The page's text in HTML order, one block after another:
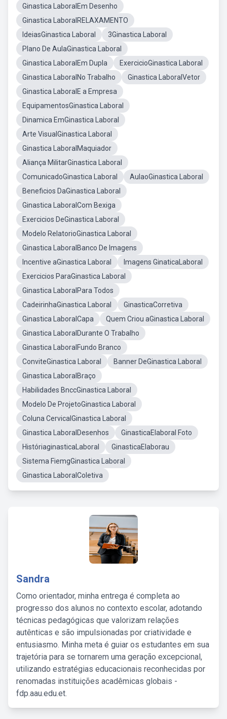
Ginastica LaboralEm Desenho
Ginastica LaboralRELAXAMENTO
IdeiasGinastica Laboral
3Ginastica Laboral
Plano De AulaGinastica Laboral
Ginastica LaboralEm Dupla
ExercicioGinastica Laboral
Ginastica LaboralNo Trabalho
Ginastica LaboralVetor
Ginastica LaboralE a Empresa
EquipamentosGinastica Laboral
Dinamica EmGinastica Laboral
Arte VisualGinastica Laboral
Ginastica LaboralMaquiador
Aliança MilitarGinastica Laboral
ComunicadoGinastica Laboral
AulaoGinastica Laboral
Beneficios DaGinastica Laboral
Ginastica LaboralCom Bexiga
Exercicios DeGinastica Laboral
Modelo RelatorioGinastica Laboral
Ginastica LaboralBanco De Imagens
Incentive aGinastica Laboral
Imagens GinaticaLaboral
Exercicios ParaGinastica Laboral
Ginastica LaboralPara Todos
CadeirinhaGinastica Laboral
GinasticaCorretiva
Ginastica LaboralCapa
Quem Criou aGinastica Laboral
Ginastica LaboralDurante O Trabalho
Ginastica LaboralFundo Branco
ConviteGinastica Laboral
Banner DeGinastica Laboral
Ginastica LaboralBraço
Habilidades BnccGinastica Laboral
Modelo De ProjetoGinastica Laboral
Coluna CervicalGinastica Laboral
Ginastica LaboralDesenhos
GinasticaElaboral Foto
HistóriaginasticaLaboral
GinasticaElaborau
Sistema FiemgGinastica Laboral
Ginastica LaboralColetiva
Sandra
Como orientador, minha entrega é completa ao
progresso dos alunos no contexto escolar, adotando
técnicas pedagógicas que valorizam relações
autênticas e são impulsionadas por criatividade e
entusiasmo. Minha meta é guiar os estudantes em sua
trajetória para se tornarem uma geração excepcional,
utilizando estratégias educacionais reconhecidas por
renomadas instituições acadêmicas globais -
fdp.aau.edu.et.